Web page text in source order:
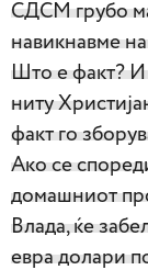
СДСМ грубо
навикнавме
Што е факт? И
ниту
факт го
Ако се
домашниот
Влада, ќе
евра долари